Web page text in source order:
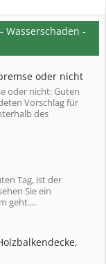
Wasserschaden -
oder nicht
oder nicht: Guten
Vorschlag für
des
Tag, ist der
Sie ein
geht....